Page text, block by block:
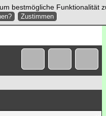
bestmögliche Funktionalität
Zustimmen